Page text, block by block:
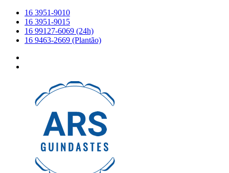
16 3951-9010
16 3951-9015
16 99127-6069 (24h)
16 9463-2669 (Plantão)